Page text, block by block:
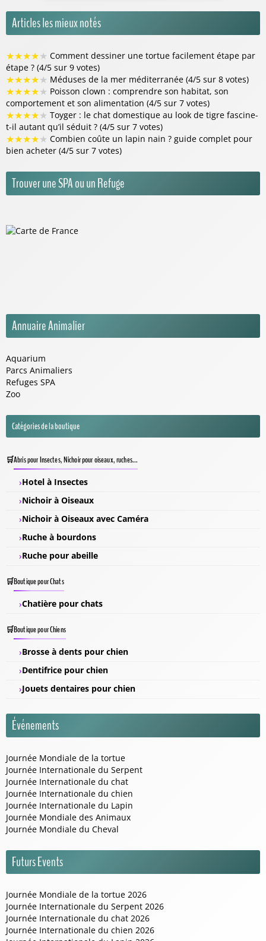
Articles les mieux notés
★★★★★ Comment dessiner une tortue facilement étape par
étape ? (4/5 sur 9 votes)
★★★★★ Méduses de la mer méditerranée (4/5 sur 8 votes)
★★★★★ Poisson clown : comprendre son habitat, son
comportement et son alimentation (4/5 sur 7 votes)
★★★★★ Toyger : le chat domestique au look de tigre fascine-
t-il autant qu’il séduit ? (4/5 sur 7 votes)
★★★★★ Combien coûte un lapin nain ? guide complet pour
bien acheter (4/5 sur 7 votes)
Trouver une SPA ou un Refuge
Annuaire Animalier
Aquarium
Parcs Animaliers
Refuges SPA
Zoo
Catégories de la boutique
Abris pour Insectes, Nichoir pour oiseaux, ruches...
Hotel à Insectes
Nichoir à Oiseaux
Nichoir à Oiseaux avec Caméra
Ruche à bourdons
Ruche pour abeille
Boutique pour Chats
Chatière pour chats
Boutique pour Chiens
Brosse à dents pour chien
Dentifrice pour chien
Jouets dentaires pour chien
Événements
Journée Mondiale de la tortue
Journée Internationale du Serpent
Journée Internationale du chat
Journée Internationale du chien
Journée Internationale du Lapin
Journée Mondiale des Animaux
Journée Mondiale du Cheval
Futurs Events
Journée Mondiale de la tortue 2026
Journée Internationale du Serpent 2026
Journée Internationale du chat 2026
Journée Internationale du chien 2026